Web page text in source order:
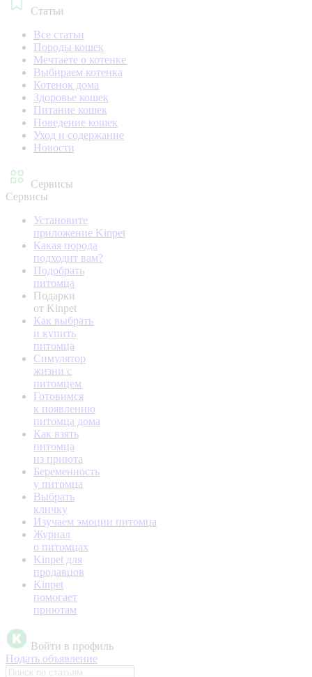
Статьи
Все статьи
Породы кошек
Мечтаете о котенке
Выбираем котенка
Котенок дома
Здоровье кошек
Питание кошек
Поведение кошек
Уход и содержание
Новости
Сервисы
Сервисы
Установите
приложение Kinpet
Какая порода
подходит вам?
Подобрать
питомца
Подарки
от Kinpet
Как выбрать
и купить
питомца
Симулятор
жизни с
питомцем
Готовимся
к появлению
питомца дома
Как взять
питомца
из приюта
Беременность
у питомца
Выбрать
кличку
Изучаем эмоции питомца
Журнал
о питомцах
Kinpet для
продавцов
Kinpet
помогает
приютам
Войти в профиль
Подать объявление